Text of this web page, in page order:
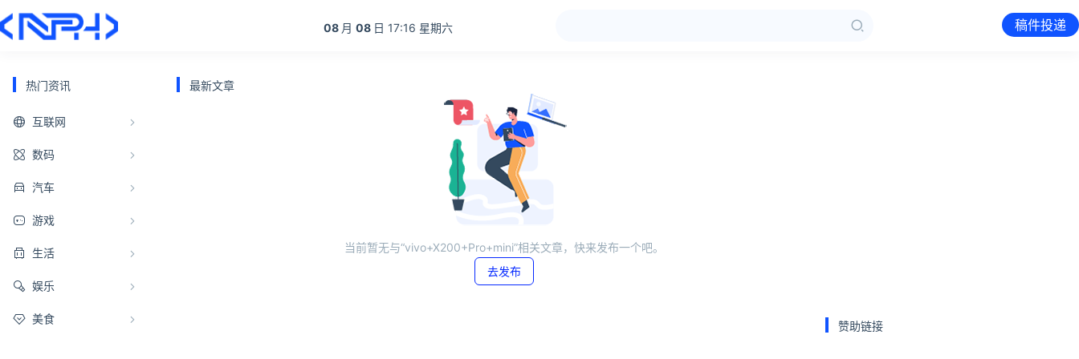
08 月 08 日 17:16 星期六 稿件投递
热门资讯
互联网
数码
汽车
游戏
生活
娱乐
美食
最新文章
当前暂无与“vivo+X200+Pro+mini”相关文章，快来发布一个吧。
去发布
赞助链接